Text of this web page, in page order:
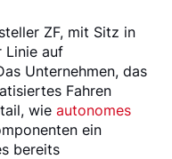
ZF, mit Sitz in
Linie auf
Unternehmen, das
Fahren
wie autonomes
ein
bereits